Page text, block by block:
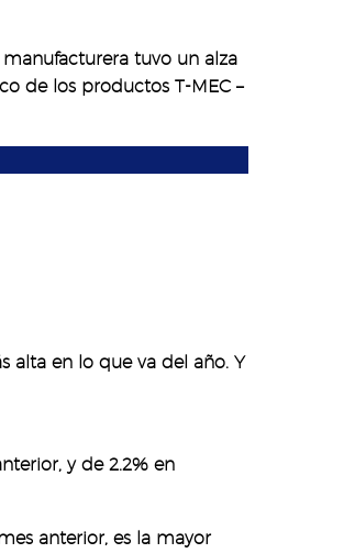
tuvo un alza
de los productos T-MEC –
alta en lo que va del año. Y
y de 2.2% en
anterior, es la mayor